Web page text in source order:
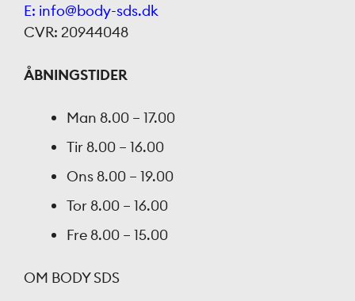
E: info@body-sds.dk
CVR: 20944048
ÅBNINGSTIDER
Man 8.00 – 17.00
Tir 8.00 – 16.00
Ons 8.00 – 19.00
Tor 8.00 – 16.00
Fre 8.00 – 15.00
OM BODY SDS